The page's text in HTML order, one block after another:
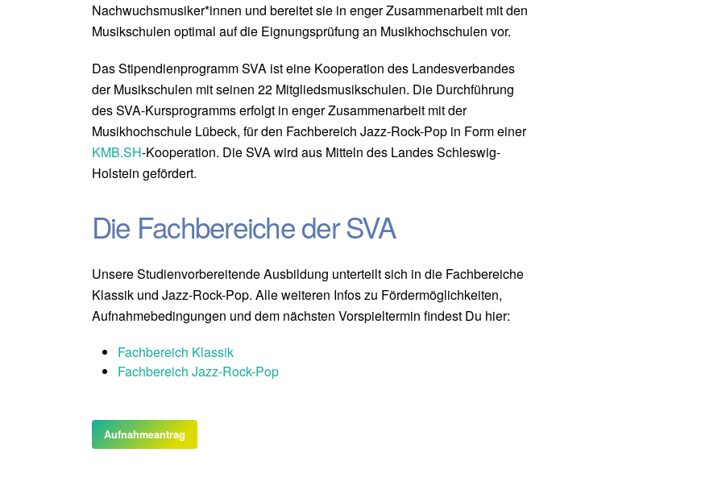
Nachwuchsmusiker*innen und bereitet sie in enger Zusammenarbeit mit den
Musikschulen optimal auf die Eignungsprüfung an Musikhochschulen vor.
Das Stipendienprogramm SVA ist eine Kooperation des Landesverbandes
der Musikschulen mit seinen 22 Mitgliedsmusikschulen. Die Durchführung
des SVA-Kursprogramms erfolgt in enger Zusammenarbeit mit der
Musikhochschule Lübeck, für den Fachbereich Jazz-Rock-Pop in Form einer
KMB.SH-Kooperation. Die SVA wird aus Mitteln des Landes Schleswig-
Holstein gefördert.
Die Fachbereiche der SVA
Unsere Studienvorbereitende Ausbildung unterteilt sich in die Fachbereiche
Klassik und Jazz-Rock-Pop. Alle weiteren Infos zu Fördermöglichkeiten,
Aufnahmebedingungen und dem nächsten Vorspieltermin findest Du hier:
Fachbereich Klassik
Fachbereich Jazz-Rock-Pop
Aufnahmeantrag